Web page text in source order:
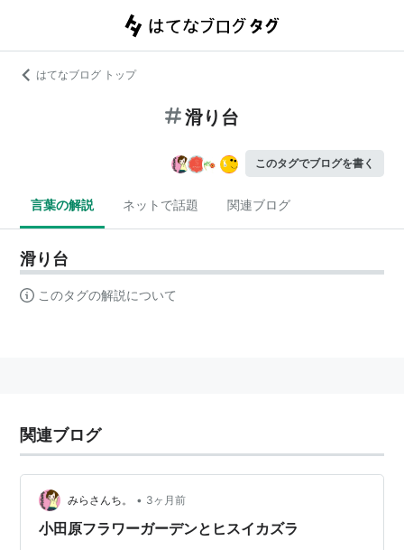
はてなブログ トップ
滑り台
このタグでブログを書く
言葉の解説 ネットで話題 関連ブログ
滑り台
このタグの解説について
関連ブログ
みらさんち。 • 3ヶ月前
小田原フラワーガーデンとヒスイカズラ